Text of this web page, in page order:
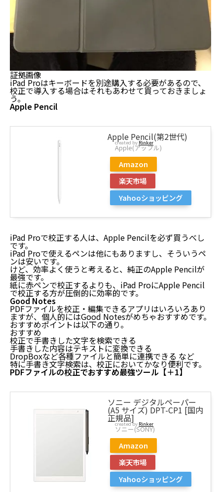
証拠画像
iPad Proはキーボードを別途購入する必要があるので、
校正で導入する場合はそれもあわせて買っておきましょ
う。
Apple Pencil
Apple Pencil(第2世代)
created by Rinker
Apple(アップル)
Amazon
楽天市場
Yahooショッピング
iPad Proで校正する人は、Apple Pencilを必ず買うべし
です。
iPad Proで使えるペンは他にもありますし、そういうペ
ンは安いです。
けど、効率よく使うと考えると、純正のApple Pencilが
最強です。
紙に赤ペンで校正するよりも、iPad ProにApple Pencil
で校正する方が圧倒的に効率的です。
Good Notes
PDFファイルを校正・編集できるアプリはいろいろあり
ますが、個人的にはGood Notesがめちゃおすすめです。
おすすめポイントは以下の通り。
おすすめ
校正で手書きした文字を検索できる
手書きした内容はテキストに変換できる
DropBoxなど各種ファイルと簡単に連携できる など
特に手書き文字検索は、校正においてかなり便利です。
PDFファイルの校正でおすすめ最強ツール【＋1】
ソニー デジタルペーパー
(A5 サイズ) DPT-CP1 [国内
正規品]
created by Rinker
ソニー(SONY)
Amazon
楽天市場
Yahooショッピング